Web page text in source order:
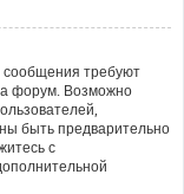
требуют
форум. Возможно
быть предварительно
с